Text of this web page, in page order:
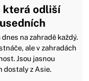
která odliší
na zahradě každý.
ale v zahradách
Jsou jasnou
dostaly z Asie.